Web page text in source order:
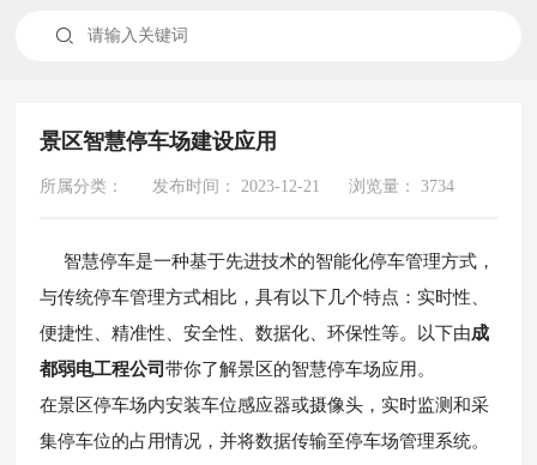

景区智慧停车场建设应用
所属分类： 发布时间： 2023-12-21 浏览量： 3734
智慧停车是一种基于先进技术的智能化停车管理方式，
与传统停车管理方式相比，具有以下几个特点：实时性、
便捷性、精准性、安全性、数据化、环保性等。以下由成
都弱电工程公司带你了解景区的智慧停车场应用。
在景区停车场内安装车位感应器或摄像头，实时监测和采
集停车位的占用情况，并将数据传输至停车场管理系统。